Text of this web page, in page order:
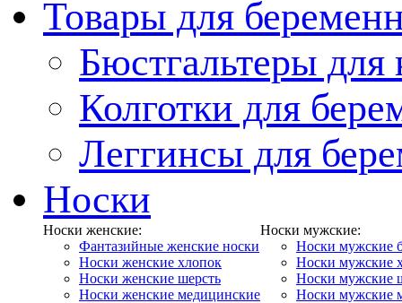
Товары для
Бюстгальтеры
Колготки для
Леггинсы для
Носки
Носки женские:
Фантазийные женские носки
Носки женские хлопок
Носки женские шерсть
Носки женские медицинские
Носки мужские:
Носки мужские
Носки мужские
Носки мужские
Носки мужские